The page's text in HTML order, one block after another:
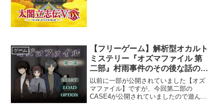
ゲーム
【フリーゲーム】解析型オカルト
ミステリー『オズマファイル 第
二部』村雨事件のその後な話の
CASE4を遊んでみた！
以前に一部が公開されていました【オズ
マファイル】ですが、今回第二部の
CASE4が公開されていましたので遊んで